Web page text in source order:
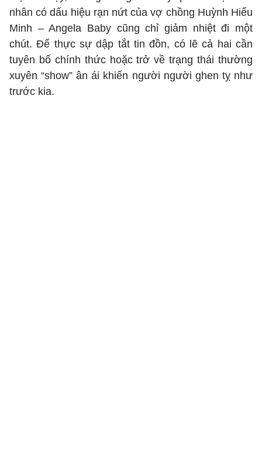
nhân có dấu hiệu rạn nứt của vợ chồng Huỳnh Hiểu
Minh – Angela Baby cũng chỉ giảm nhiệt đi một
chút. Để thực sự dập tắt tin đồn, có lẽ cả hai cần
tuyên bố chính thức hoặc trở về trạng thái thường
xuyên “show” ân ái khiến người người ghen tỵ như
trước kia.